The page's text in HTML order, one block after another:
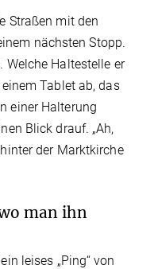
Straßen mit den
nächsten Stopp.
Welche Haltestelle er
Tablet ab, das
einer Halterung
Blick drauf. „Ah,
der Marktkirche
man ihn
leises „Ping“ von